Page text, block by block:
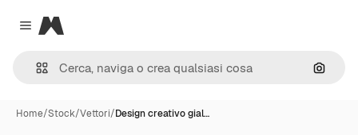
Close menu
Magnific
Cerca
Home/Stock/Vettori/Design creativo gial…